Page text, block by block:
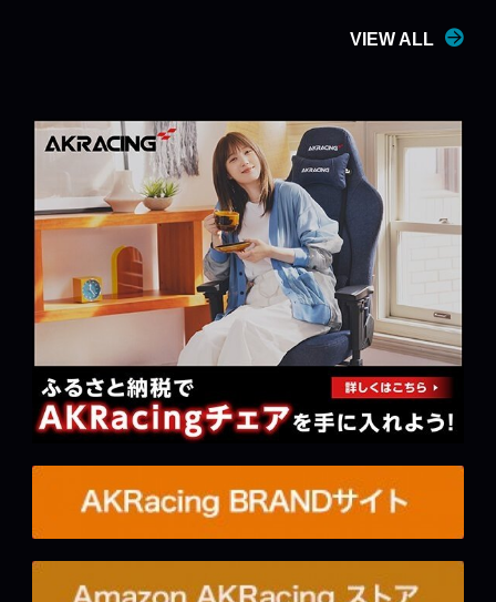
VIEW ALL